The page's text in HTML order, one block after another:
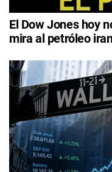
El Dow Jones hoy
mira al petróleo